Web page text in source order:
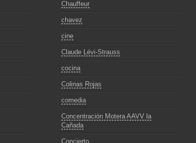
Chauffeur
chavez
cine
Claude Lévi-Strauss
cocina
Colinas Rojas
comedia
Concentración Motera AAVV la
Cañada
Concierto